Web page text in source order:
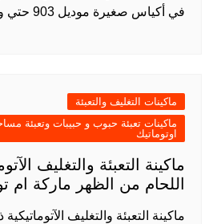
في أكياس صغيرة موديل 903 حتي واحد كيلو
ماكينات التغليف والتعبئة
ماكينات تعبئة حبوب و حبيبات وتعبئة
اوتوماتيك
ماكينة التعبئة والتغليف
اللحام من الظهر ماركة ام
ماكينة التعبئة والتغليف